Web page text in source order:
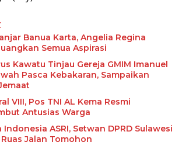
Banua Karta, Angelia Regina
Semua Aspirasi
Kawatu Tinjau Gereja GMIM Imanuel
Pasca Kebakaran, Sampaikan
VIII, Pos TNI AL Kema Resmi
Antusias Warga
ASRI, Setwan DPRD Sulawesi
Jalan Tomohon